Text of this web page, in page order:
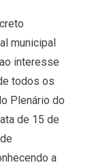
municipal
interesse
todos os
Plenário do
de 15 de
a